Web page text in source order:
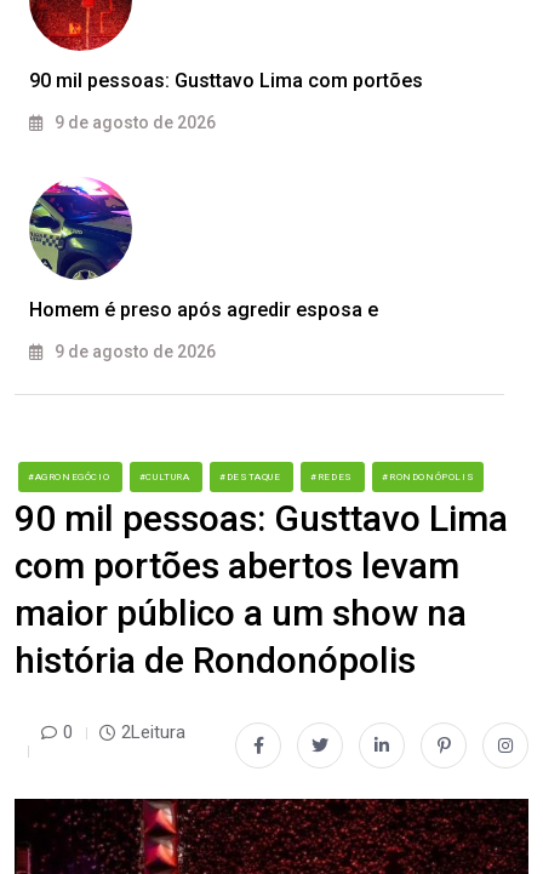
90 mil pessoas: Gusttavo Lima com portões
9 de agosto de 2026
Homem é preso após agredir esposa e
9 de agosto de 2026
#AGRONEGÓCIO #CULTURA #DESTAQUE #REDES #RONDONÓPOLIS
90 mil pessoas: Gusttavo Lima
com portões abertos levam
maior público a um show na
história de Rondonópolis
0 2Leitura